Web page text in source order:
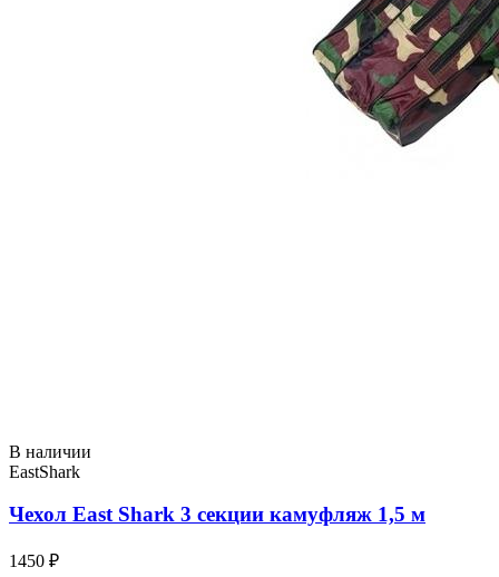
В наличии
EastShark
Чехол East Shark 3 секции камуфляж 1,5 м
1450 ₽